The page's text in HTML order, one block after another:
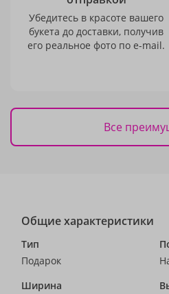
Убедитесь в красоте вашего
букета до доставки, получив
его реальное фото по e-mail.
Все
Общие характеристики
Тип
Подарок
Ширина